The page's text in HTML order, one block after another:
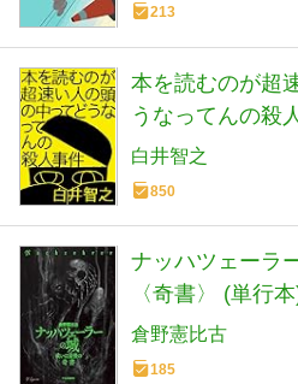
213
本を読むのが超
うなってんの殺
白井智之
850
ナッハツェーラ
〈奇書〉 (単行
倉野憲比古
185